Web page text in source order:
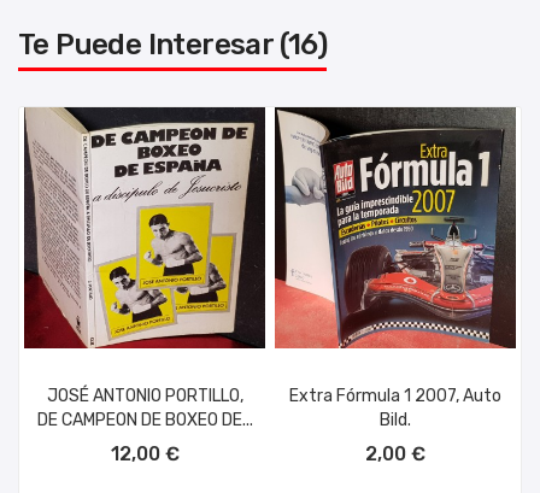
Te Puede Interesar (16)
JOSÉ ANTONIO PORTILLO,
DE CAMPEON DE BOXEO DE...
12,00 €
Extra Fórmula 1 2007, Auto
Bild.
2,00 €